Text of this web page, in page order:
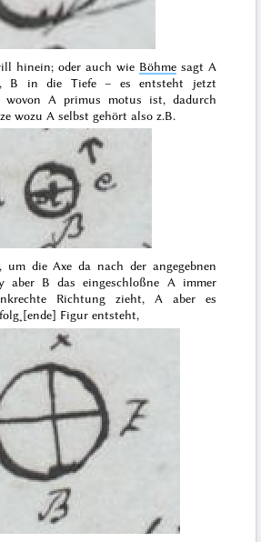
hinein; oder auch wie Böhmesagt A
B in die Tiefe – es entsteht jetzt
wovon A primus motus ist, dadurch
wozu A selbst gehört also z.B.
um die Axe da nach der angegebnen
aber B das eingeschloßne A immer
Richtung zieht, A aber es
Figur entsteht,